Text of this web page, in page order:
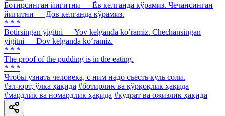
Ботирсинган йигитни — Ёв келганда кўрамиз. Чечансинган
йигитни — Дов келганда кўрамиз.
* * *
Botirsingan yigitni — Yov kelganda ko’ramiz. Chechansingan
yigitni — Dov kelganda ko‘ramiz.
* * *
The proof of the pudding is in the eating.
* * *
Чтобы узнать человека, с ним надо съесть куль соли.
#эл-юрт, ўлка ҳақида #ботирлик ва қўрқоқлик ҳақида
#мардлик ва номардлик ҳақида #қудрат ва ожизлик ҳақида